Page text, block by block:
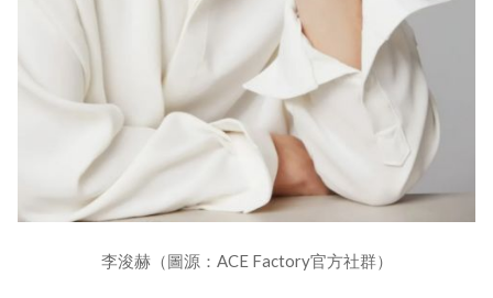
李浚赫（圖源：ACE Factory官方社群）